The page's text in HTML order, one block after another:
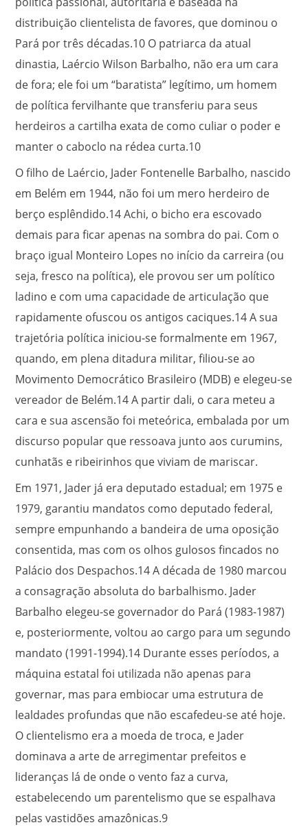
distribuição clientelista de favores, que dominou o
Pará por três décadas.10 O patriarca da atual
dinastia, Laércio Wilson Barbalho, não era um cara
de fora; ele foi um “baratista” legítimo, um homem
de política fervilhante que transferiu para seus
herdeiros a cartilha exata de como culiar o poder e
manter o caboclo na rédea curta.10
O filho de Laércio, Jader Fontenelle Barbalho, nascido
em Belém em 1944, não foi um mero herdeiro de
berço esplêndido.14Achi, o bicho era escovado
demais para ficar apenas na sombra do pai. Com o
braço igual Monteiro Lopes no início da carreira (ou
seja, fresco na política), ele provou ser um político
ladino e com uma capacidade de articulação que
rapidamente ofuscou os antigos caciques.14A sua
trajetória política iniciou-se formalmente em 1967,
quando, em plena ditadura militar, filiou-se ao
Movimento Democrático Brasileiro (MDB) e elegeu-se
vereador de Belém.14A partir dali, o cara meteu a
cara e sua ascensão foi meteórica, embalada por um
discurso popular que ressoava junto aos curumins,
cunhatãs e ribeirinhos que viviam de mariscar.
Em 1971, Jader já era deputado estadual; em 1975 e
1979, garantiu mandatos como deputado federal,
sempre empunhando a bandeira de uma oposição
consentida, mas com os olhos gulosos fincados no
Palácio dos Despachos.14A década de 1980 marcou
a consagração absoluta do barbalhismo. Jader
Barbalho elegeu-se governador do Pará (1983-1987)
e, posteriormente, voltou ao cargo para um segundo
mandato (1991-1994).14 Durante esses períodos, a
máquina estatal foi utilizada não apenas para
governar, mas para embiocar uma estrutura de
lealdades profundas que não escafedeu-se até hoje.
O clientelismo era a moeda de troca, e Jader
dominava a arte de arregimentar prefeitos e
lideranças lá de onde o vento faz a curva,
estabelecendo um parentelismo que se espalhava
pelas vastidões amazônicas.9